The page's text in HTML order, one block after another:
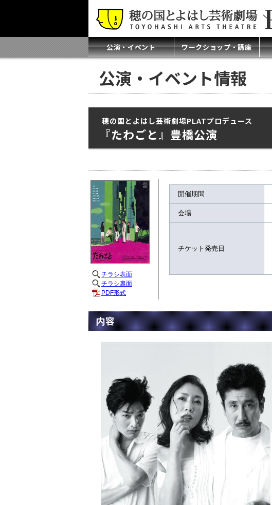
公演・イベント ワークショップ・講座
公演・イベント情報
穂の国とよはし芸術劇場PLATプロデュース
『たわごと』豊橋公演
チラシ表面
チラシ裏面
PDF形式
開催期間
会場
チケット発売日
内容